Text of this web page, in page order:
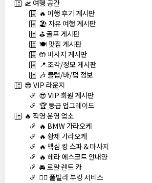
🛫 여행 공간
🔥 여행 후기 게시판
🏖️ 자유 여행 게시판
⛳ 골프 게시판
🍽️ 맛집 게시판
🤲 마사지 게시판
📍 조각/정모 게시판
🎶 클럽/바/펍 정보
😎 VIP 라운지
😎 VIP 회원 게시판
🏆 등급 업그레이드
🔥 직영 운영 업소
🔥 BMW 가라오케
🔥 황제 가라오케
🔥 맥심 킹 스파 & 마사지
🔥 헤라 에스코트 안내양
🚘 로얄 렌트 카
🏊‍♀️ 풀빌라 부킹 서비스